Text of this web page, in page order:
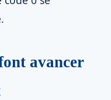
avancer